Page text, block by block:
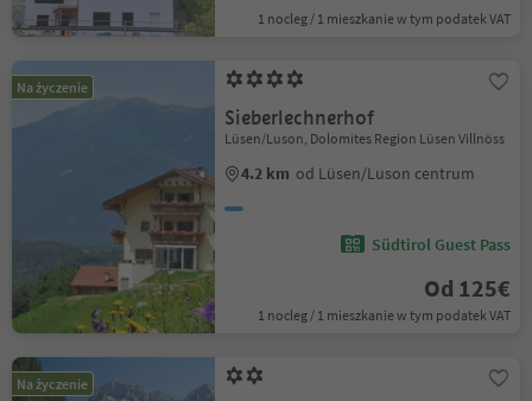
1 nocleg / 1 mieszkanie w tym podatek VAT
Na życzenie
Sieberlechnerhof
Lüsen/Luson, Dolomites Region Lüsen Villnöss
4.2 km od Lüsen/Luson centrum
Südtirol Guest Pass
Od 125€
1 nocleg / 1 mieszkanie w tym podatek VAT
Na życzenie